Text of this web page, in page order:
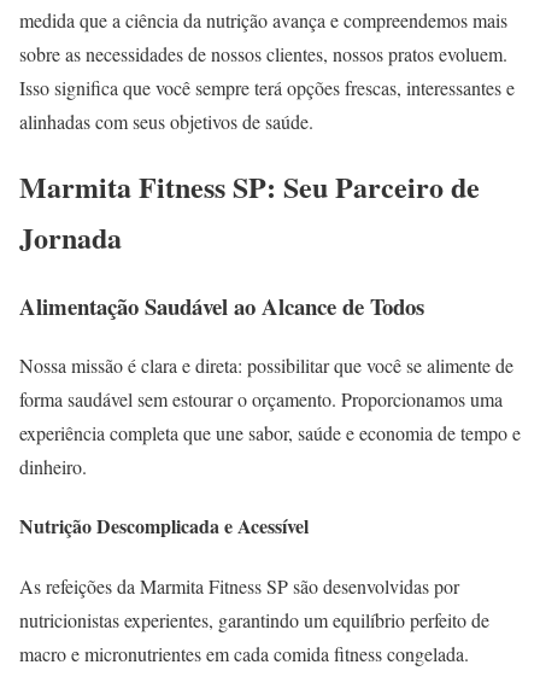
medida que a ciência da nutrição avança e compreendemos mais
sobre as necessidades de nossos clientes, nossos pratos evoluem.
Isso significa que você sempre terá opções frescas, interessantes e
alinhadas com seus objetivos de saúde.
Marmita Fitness SP: Seu Parceiro de
Jornada
Alimentação Saudável ao Alcance de Todos
Nossa missão é clara e direta: possibilitar que você se alimente de
forma saudável sem estourar o orçamento. Proporcionamos uma
experiência completa que une sabor, saúde e economia de tempo e
dinheiro.
Nutrição Descomplicada e Acessível
As refeições da Marmita Fitness SP são desenvolvidas por
nutricionistas experientes, garantindo um equilíbrio perfeito de
macro e micronutrientes em cada comida fitness congelada.